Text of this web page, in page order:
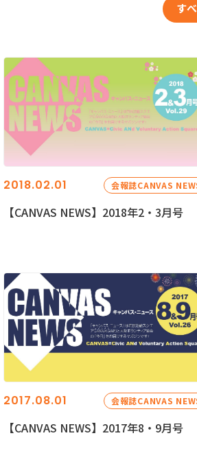
す
2018.02.01 会報誌CANVAS
【CANVAS NEWS】2018年2・3月号
2017.08.01 会報誌CANVAS
【CANVAS NEWS】2017年8・9月号